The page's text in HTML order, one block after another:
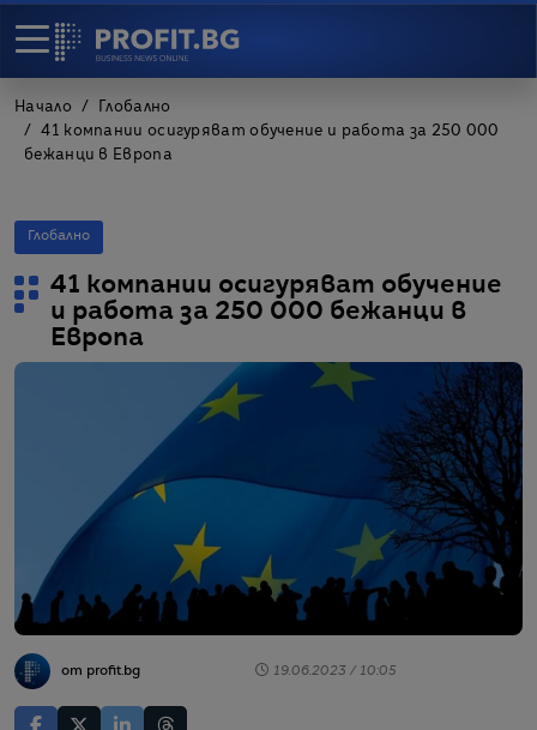
Начало
Глобално
41 компании осигуряват обучение и работа за 250 000
бежанци в Европа
Глобално
41 компании осигуряват обучение
и работа за 250 000 бежанци в
Европа
от profit.bg 19.06.2023 / 10:05